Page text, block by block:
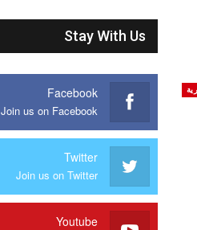
Stay With Us
Facebook
Join us on Facebook
Twitter
Join us on Twitter
Youtube